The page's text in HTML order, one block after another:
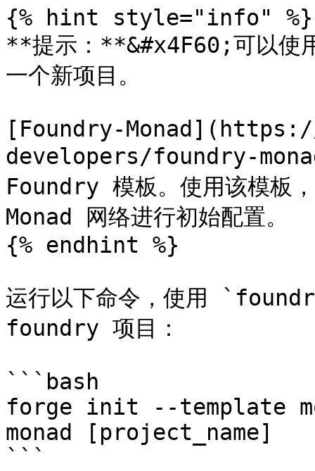
{% hint style="info" %}
**提示：**&#x4F60;可以
一个新项目。
[Foundry-
developers/foundry-
Foundry 模板。使用该模板
Monad 网络进行初始配置。
{% endhint %}
运行以下命令，使用
foundry 项目：
```bash
forge init --template
monad [project_name]
```